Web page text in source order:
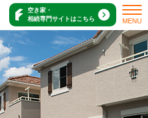
空き家・
相続専門サイトはこちら
MENU